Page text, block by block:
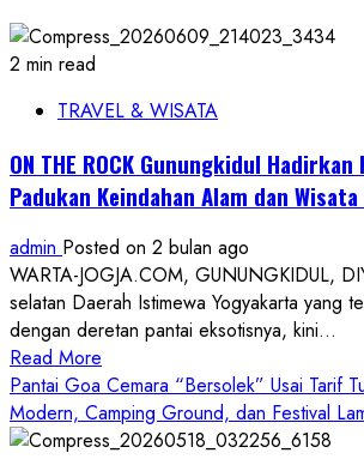
2 min read
TRAVEL & WISATA
ON THE ROCK Gunungkidul
Padukan Keindahan Alam dan
admin Posted on 2 bulan ago
WARTA-JOGJA.COM, GUNUNGKIDUL,
selatan Daerah Istimewa Yogyakarta yang
dengan deretan pantai eksotisnya, kini...
Read More
more
about
ON
Pantai Goa Cemara “Bersolek” Usai Tarif
Modern, Camping Ground, dan Festival